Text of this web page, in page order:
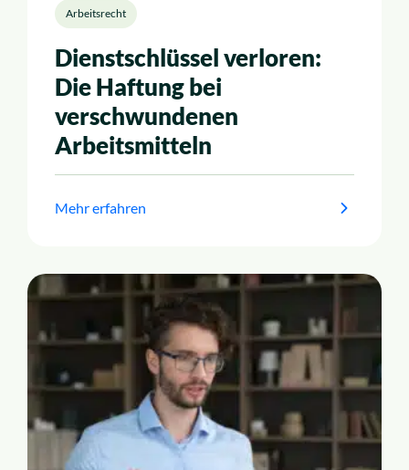
Arbeitsrecht
Dienstschlüssel verloren:
Die Haftung bei
verschwundenen
Arbeitsmitteln
Mehr erfahren